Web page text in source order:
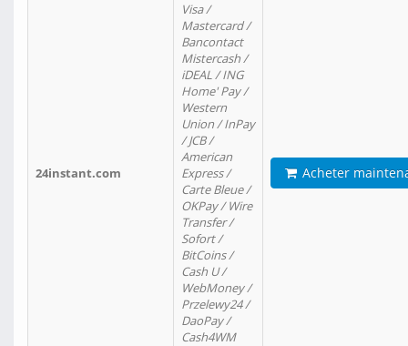
24instant.com
Visa /
Mastercard /
Bancontact
Mistercash /
iDEAL / ING
Home' Pay /
Western
Union / InPay
/ JCB /
American
Express /
Carte Bleue /
OKPay / Wire
Transfer /
Sofort /
BitCoins /
Cash U /
WebMoney /
Przelewy24 /
DaoPay /
Cash4WM
Acheter